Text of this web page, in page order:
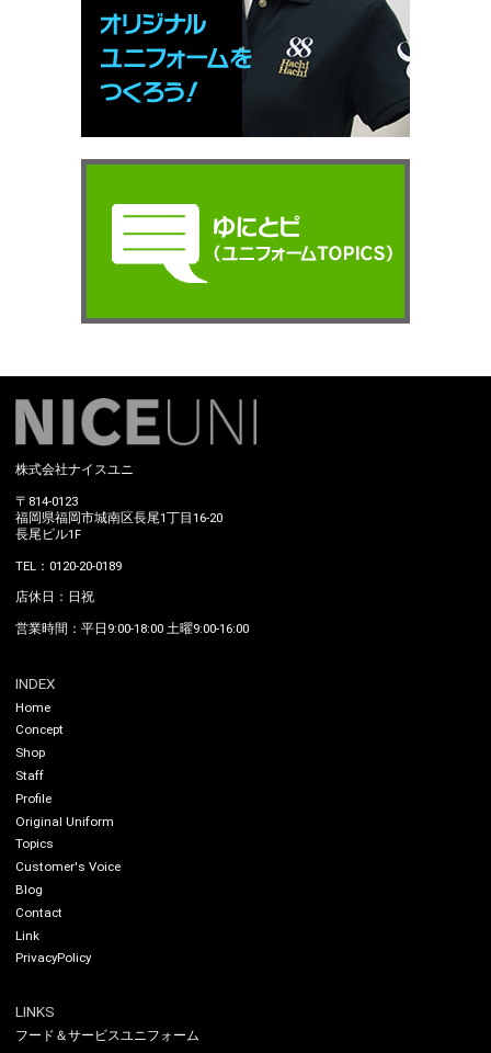
株式会社ナイスユニ
〒814-0123
福岡県福岡市城南区長尾1丁目16-20
長尾ビル1F
TEL：0120-20-0189
店休日：日祝
営業時間：平日9:00-18:00 土曜9:00-16:00
INDEX
Home
Concept
Shop
Staff
Profile
Original Uniform
Topics
Customer's Voice
Blog
Contact
Link
PrivacyPolicy
LINKS
フード＆サービスユニフォーム